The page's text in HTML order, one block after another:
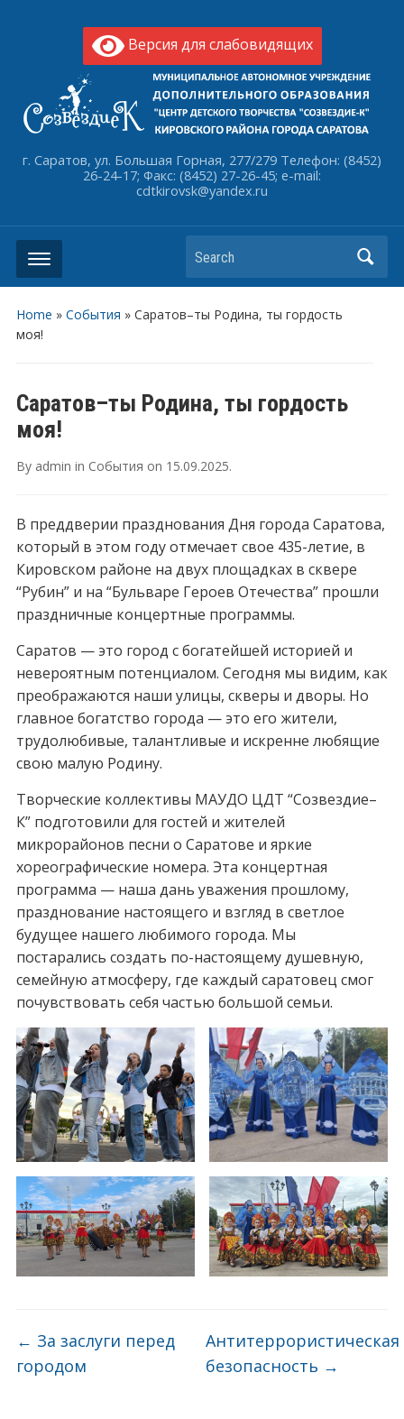
Версия для слабовидящих
г. Саратов, ул. Большая Горная, 277/279 Телефон: (8452)
26-24-17; Факс: (8452) 27-26-45; e-mail:
cdtkirovsk@yandex.ru
Search
Home » События » ️Саратов–ты Родина, ты гордость
моя!
️Саратов–ты Родина, ты гордость
моя!
By admin in События on 15.09.2025.
В преддверии празднования Дня города Саратова,
который в этом году отмечает свое 435-летие, в
Кировском районе на двух площадках в сквере
“Рубин” и на “Бульваре Героев Отечества” прошли
праздничные концертные программы.
Саратов — это город с богатейшей историей и
невероятным потенциалом. Сегодня мы видим, как
преображаются наши улицы, скверы и дворы. Но
главное богатство города — это его жители,
трудолюбивые, талантливые и искренне любящие
свою малую Родину.
Творческие коллективы МАУДО ЦДТ “Созвездие–
К” подготовили для гостей и жителей
микрорайонов песни о Саратове и яркие
хореографические номера. Эта концертная
программа — наша дань уважения прошлому,
празднование настоящего и взгляд в светлое
будущее нашего любимого города. Мы
постарались создать по-настоящему душевную,
семейную атмосферу, где каждый саратовец смог
почувствовать себя частью большой семьи.
← За заслуги перед
городом
Антитеррористическая
безопасность →